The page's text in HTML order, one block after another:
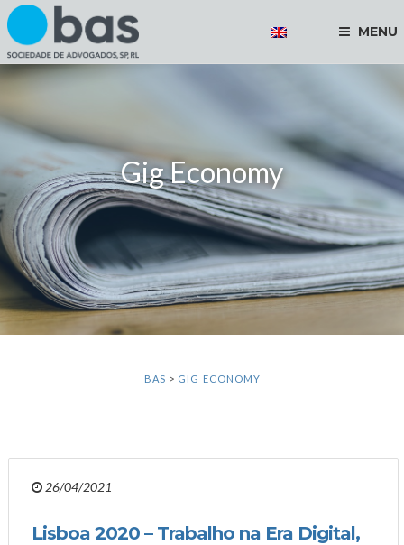
MENU
Gig Economy
BAS > GIG ECONOMY
26/04/2021
Lisboa 2020 – Trabalho na Era Digital,